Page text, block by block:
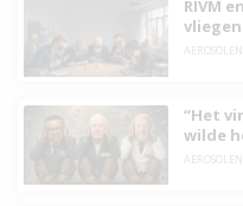
RIVM
vliegen
AEROSOLEN
“Het
wilde
AEROSOLEN